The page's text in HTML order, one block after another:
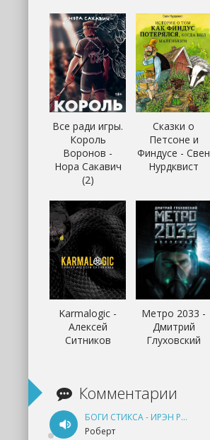
Все ради игры.
Король
Воронов -
Нора Сакавич
(2)
Сказки о
Петсоне и
Финдусе - Свен
Нурдквист
Karmalogic -
Алексей
Ситников
Метро 2033 -
Дмитрий
Глуховский
Комментарии
БОГИ СТИКСА - ИРЭН РУДКЕВИЧ
Роберт